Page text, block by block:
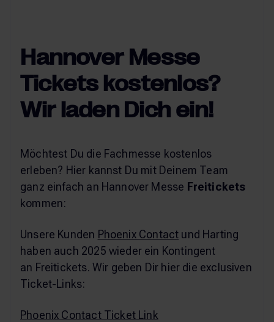
Hannover Messe
Tickets kostenlos?
Wir laden Dich ein!
Möchtest Du die Fachmesse kostenlos
erleben? Hier kannst Du mit Deinem Team
ganz einfach an Hannover Messe Freitickets
kommen:
Unsere Kunden Phoenix Contact und Harting
haben auch 2025 wieder ein Kontingent
an Freitickets. Wir geben Dir hier die exclusiven
Ticket-Links:
Phoenix Contact Ticket Link